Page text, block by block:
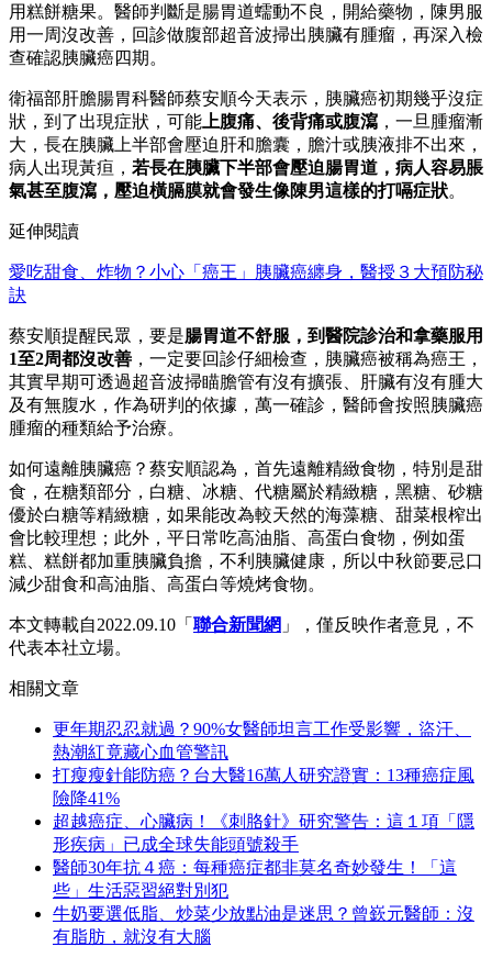
用糕餅糖果。醫師判斷是腸胃道蠕動不良，開給藥物，陳男服
用一周沒改善，回診做腹部超音波掃出胰臟有腫瘤，再深入檢
查確認胰臟癌四期。
衛福部肝膽腸胃科醫師蔡安順今天表示，胰臟癌初期幾乎沒症
狀，到了出現症狀，可能 上腹痛、後背痛或腹瀉 ，一旦腫瘤漸
大，長在胰臟上半部會壓迫肝和膽囊，膽汁或胰液排不出來，
病人出現黃疸， 若長在胰臟下半部會壓迫腸胃道，病人容易脹
氣甚至腹瀉，壓迫橫膈膜就會發生像陳男這樣的打嗝症狀。
延伸閱讀
愛吃甜食、炸物？小心「癌王」胰臟癌纏身，醫授３大預防秘
訣
蔡安順提醒民眾，要是腸胃道不舒服，到醫院診治和拿藥服用
1至2周都沒改善 ，一定要回診仔細檢查，胰臟癌被稱為癌王，
其實早期可透過超音波掃瞄膽管有沒有擴張、肝臟有沒有腫大
及有無腹水，作為研判的依據，萬一確診，醫師會按照胰臟癌
腫瘤的種類給予治療。
如何遠離胰臟癌？蔡安順認為，首先遠離精緻食物，特別是甜
食，在糖類部分，白糖、冰糖、代糖屬於精緻糖，黑糖、砂糖
優於白糖等精緻糖，如果能改為較天然的海藻糖、甜菜根榨出
會比較理想；此外，平日常吃高油脂、高蛋白食物，例如蛋
糕、糕餅都加重胰臟負擔，不利胰臟健康，所以中秋節要忌口
減少甜食和高油脂、高蛋白等燒烤食物。
本文轉載自2022.09.10「 聯合新聞網 」，僅反映作者意見，不
代表本社立場。
相關文章
更年期忍忍就過？90%女醫師坦言工作受影響，盜汗、
熱潮紅竟藏心血管警訊
打瘦瘦針能防癌？台大醫16萬人研究證實：13種癌症風
險降41%
超越癌症、心臟病！《刺胳針》研究警告：這１項「隱
形疾病」已成全球失能頭號殺手
醫師30年抗４癌：每種癌症都非莫名奇妙發生！「這
些」生活惡習絕對別犯
牛奶要選低脂、炒菜少放點油是迷思？曾嶔元醫師：沒
有脂肪，就沒有大腦